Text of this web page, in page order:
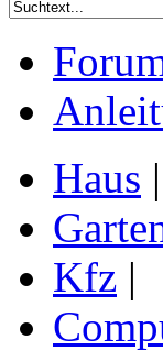
Haus |
Kfz |